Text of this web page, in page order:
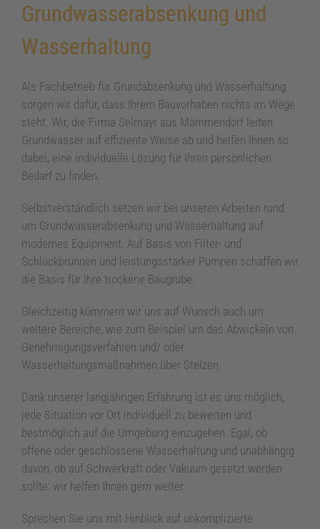
Grundwasserabsenkung und
Wasserhaltung
Als Fachbetrieb für Grundabsenkung und Wasserhaltung
sorgen wir dafür, dass Ihrem Bauvorhaben nichts im Wege
steht. Wir, die Firma Selmayr aus Mammendorf leiten
Grundwasser auf effiziente Weise ab und helfen Ihnen so
dabei, eine individuelle Lösung für Ihren persönlichen
Bedarf zu finden.
Selbstverständlich setzen wir bei unseren Arbeiten rund
um Grundwasserabsenkung und Wasserhaltung auf
modernes Equipment. Auf Basis von Filter- und
Schluckbrunnen und leistungsstarker Pumpen schaffen wir
die Basis für Ihre trockene Baugrube.
Gleichzeitig kümmern wir uns auf Wunsch auch um
weitere Bereiche, wie zum Beispiel um das Abwickeln von
Genehmigungsverfahren und/ oder
Wasserhaltungsmaßnahmen über Stelzen.
Dank unserer langjährigen Erfahrung ist es uns möglich,
jede Situation vor Ort individuell zu bewerten und
bestmöglich auf die Umgebung einzugehen. Egal, ob
offene oder geschlossene Wasserhaltung und unabhängig
davon, ob auf Schwerkraft oder Vakuum gesetzt werden
sollte: wir helfen Ihnen gern weiter.
Sprechen Sie uns mit Hinblick auf unkomplizierte